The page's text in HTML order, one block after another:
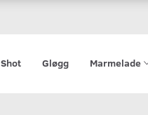
Shot Gløgg Marmelade